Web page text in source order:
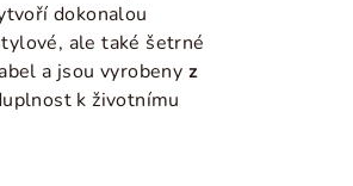
dokonalou
ale také šetrné
a jsou vyrobeny z
k životnímu